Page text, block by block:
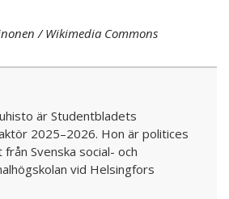
/ Wikimedia Commons
är Studentbladets
2025–2026. Hon är politices
från Svenska social- och
vid Helsingfors